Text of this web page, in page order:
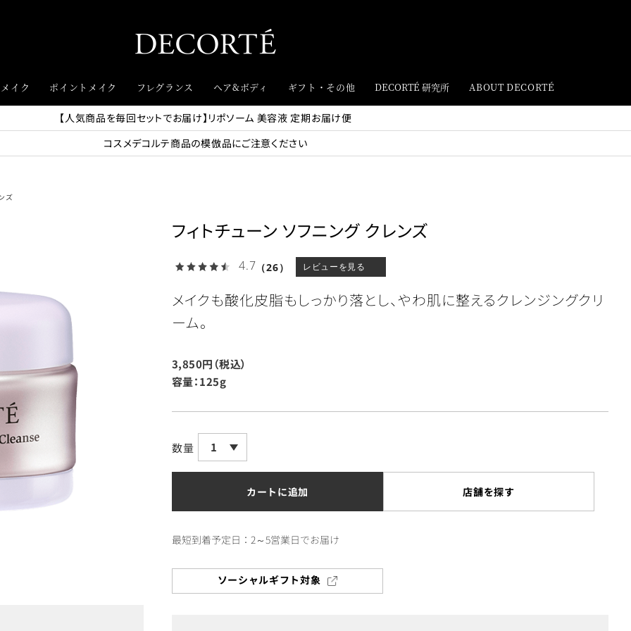
イク ポイントメイク フレグランス ヘア&ボディ ギフト・その他 DECORTÉ 研究所 ABOUT DECORTÉ
【人気商品を毎回セットでお届け】リポソーム 美容液 定期お届け便
コスメデコルテ商品の模倣品にご注意ください
ズ
フィトチューン ソフニング クレンズ
4.7 （26） レビューを見る
メイクも酸化皮脂もしっかり落とし、やわ肌に整えるクレンジングクリ
ーム。
3,850円（税込）
容量：125g
数量 1
カートに追加 店舗を探す
最短到着予定日：2～5営業日でお届け
ソーシャルギフト対象